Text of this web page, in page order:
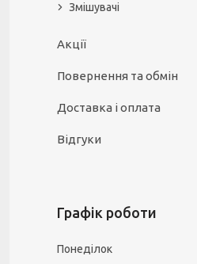
Змішувачі
Акції
Повернення та обмін
Доставка і оплата
Відгуки
Графік роботи
Понеділок